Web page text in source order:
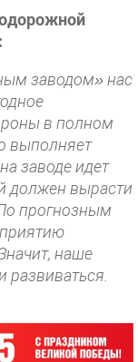
заводом» нас
в полном
выполняет
заводе идет
должен вырасти
прогнозным
наше
развиваться.